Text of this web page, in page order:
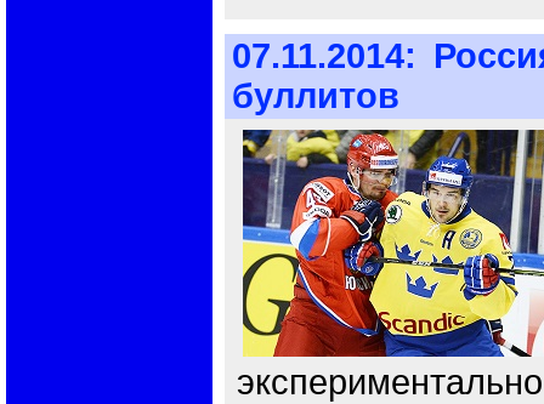
07.11.2014:
буллитов